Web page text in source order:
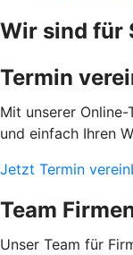
Wir sind für
Termin
Mit unserer
und einfach Ihren
Jetzt Termin
Team
Unser Team für